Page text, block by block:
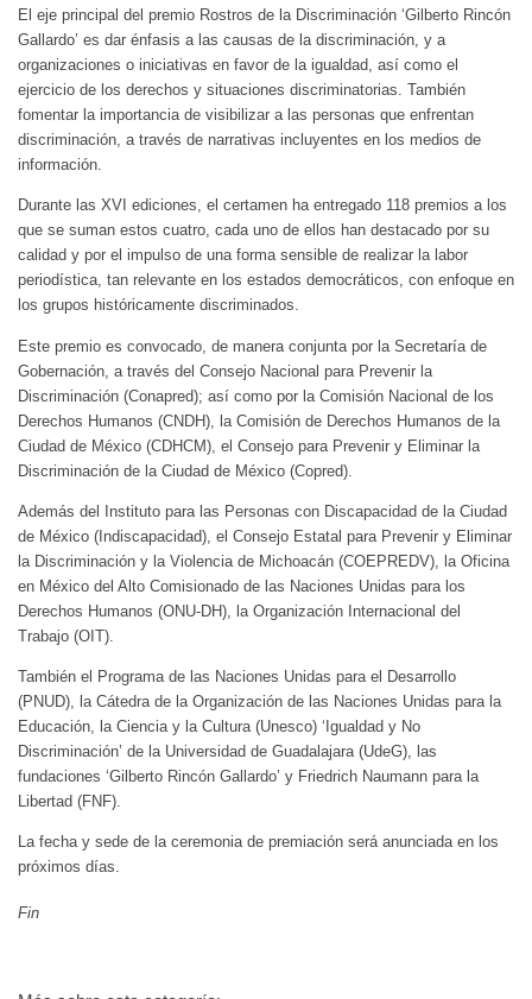
El eje principal del premio Rostros de la Discriminación ‘Gilberto Rincón
Gallardo’ es dar énfasis a las causas de la discriminación, y a
organizaciones o iniciativas en favor de la igualdad, así como el
ejercicio de los derechos y situaciones discriminatorias. También
fomentar la importancia de visibilizar a las personas que enfrentan
discriminación, a través de narrativas incluyentes en los medios de
información.
Durante las XVI ediciones, el certamen ha entregado 118 premios a los
que se suman estos cuatro, cada uno de ellos han destacado por su
calidad y por el impulso de una forma sensible de realizar la labor
periodística, tan relevante en los estados democráticos, con enfoque en
los grupos históricamente discriminados.
Este premio es convocado, de manera conjunta por la Secretaría de
Gobernación, a través del Consejo Nacional para Prevenir la
Discriminación (Conapred); así como por la Comisión Nacional de los
Derechos Humanos (CNDH), la Comisión de Derechos Humanos de la
Ciudad de México (CDHCM), el Consejo para Prevenir y Eliminar la
Discriminación de la Ciudad de México (Copred).
Además del Instituto para las Personas con Discapacidad de la Ciudad
de México (Indiscapacidad), el Consejo Estatal para Prevenir y Eliminar
la Discriminación y la Violencia de Michoacán (COEPREDV), la Oficina
en México del Alto Comisionado de las Naciones Unidas para los
Derechos Humanos (ONU-DH), la Organización Internacional del
Trabajo (OIT).
También el Programa de las Naciones Unidas para el Desarrollo
(PNUD), la Cátedra de la Organización de las Naciones Unidas para la
Educación, la Ciencia y la Cultura (Unesco) ‘Igualdad y No
Discriminación’ de la Universidad de Guadalajara (UdeG), las
fundaciones ‘Gilberto Rincón Gallardo’ y Friedrich Naumann para la
Libertad (FNF).
La fecha y sede de la ceremonia de premiación será anunciada en los
próximos días.
Fin